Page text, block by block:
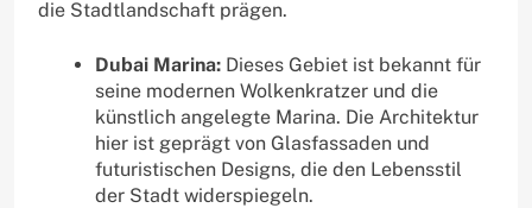
die Stadtlandschaft prägen.
Dubai Marina: Dieses Gebiet ist bekannt für
seine modernen Wolkenkratzer und die
künstlich angelegte Marina. Die Architektur
hier ist geprägt von Glasfassaden und
futuristischen Designs, die den Lebensstil
der Stadt widerspiegeln.